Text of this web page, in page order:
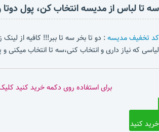
سه تا لباس از مدیسه انتخاب کن، پول دوتا
کد تخفیف مدیسه: دو تا بخر سه تا ببر!!! کافیه از
لیاسی که نیاز داری و انتخاب کنی،سه تا انتخاب میکنی
برای استفاده روی دکمه خرید کنید
خرید کنید